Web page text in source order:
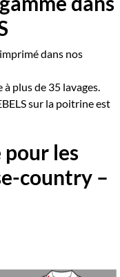
dans nos
plus de 35 lavages.
sur la poitrine est
les
country –